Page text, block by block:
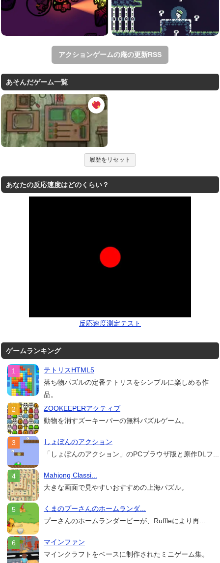
アクションゲームの庵の更新RSS
あそんだゲーム一覧
履歴をリセット
あなたの反応速度はどのくらい？
反応速度測定テスト
ゲームランキング
テトリスHTML5
落ち物パズルの定番テトリスをシンプルに楽しめる作
品。
ZOOKEEPERアクティブ
動物を消すズーキーパーの無料パズルゲーム。
しょぼんのアクション
「しょぼんのアクション」のPCブラウザ版と原作DLフ...
Mahjong Classi...
大きな画面で見やすいおすすめの上海パズル。
くまのプーさんのホームランダ...
プーさんのホームランダービーが、Ruffleにより再...
マインファン
マインクラフトをベースに制作されたミニゲーム集。